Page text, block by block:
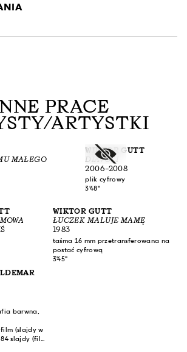
PRACE
ARTYSTKI
MAŁEGO
WIKTOR GUTT
DIAVOLI
2006–2008
plik cyfrowy
3'48"
WIKTOR GUTT
ŁUCZEK MALUJE MAMĘ
1983
taśma 16 mm przetransferowana na
postać cyfrową
3'45"
barwna,
(slajdy w
slajdy (film